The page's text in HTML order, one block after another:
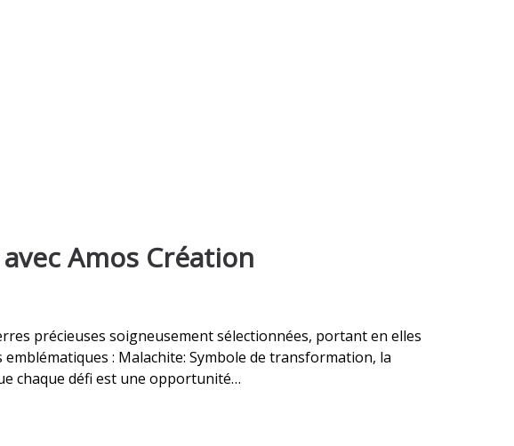
Amos Création
précieuses soigneusement sélectionnées, portant en elles
: Malachite: Symbole de transformation, la
chaque défi est une opportunité…